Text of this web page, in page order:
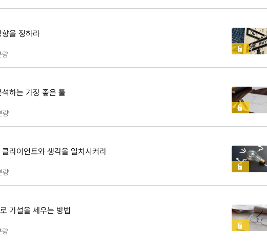
을 정하라
하는 가장 좋은 툴
량
라이언트와 생각을 일치시켜라
량
가설을 세우는 방법